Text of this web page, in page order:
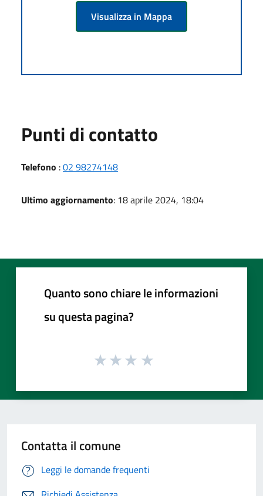
Visualizza in Mappa
Punti di contatto
Telefono :02 98274148
Ultimo aggiornamento: 18 aprile 2024, 18:04
Quanto sono chiare le informazioni
su questa pagina?
Contatta il comune
Leggi le domande frequenti